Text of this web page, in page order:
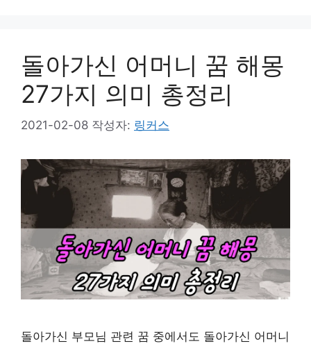
돌아가신 어머니 꿈 해몽
27가지 의미 총정리
2021-02-08 작성자: 링커스
돌아가신 부모님 관련 꿈 중에서도 돌아가신 어머니